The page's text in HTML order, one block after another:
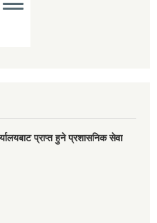
प्राप्त हुने प्रशासनिक सेवा